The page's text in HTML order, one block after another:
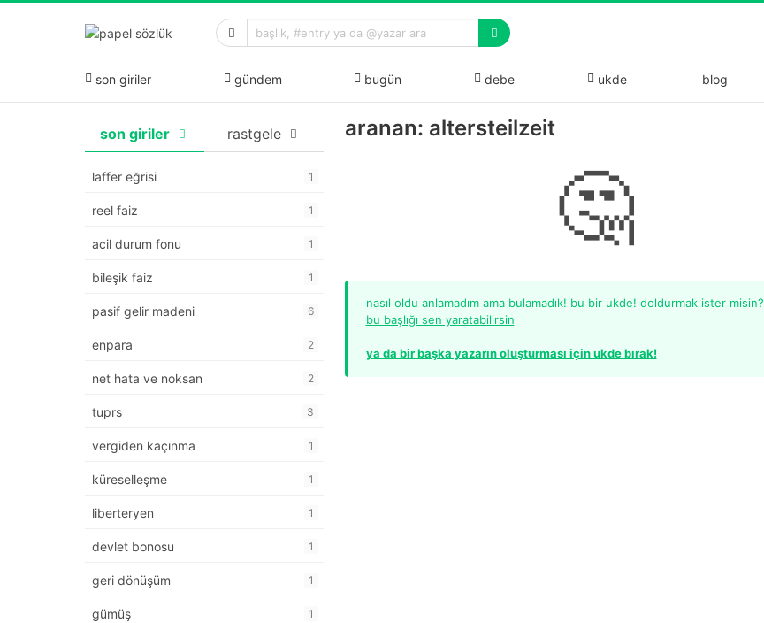
son giriler gündem bugün debe ukde blog
son giriler rastgele
laffer eğrisi 1
reel faiz 1
acil durum fonu 1
bileşik faiz 1
pasif gelir madeni 6
enpara 2
net hata ve noksan 2
tuprs 3
vergiden kaçınma 1
küreselleşme 1
liberteryen 1
devlet bonosu 1
geri dönüşüm 1
gümüş 1
aranan: altersteilzeit
🤔
nasıl oldu anlamadım ama bulamadık! bu bir ukde! doldurmak ister misin?
bu başlığı sen yaratabilirsin
ya da bir başka yazarın oluşturması için ukde bırak!